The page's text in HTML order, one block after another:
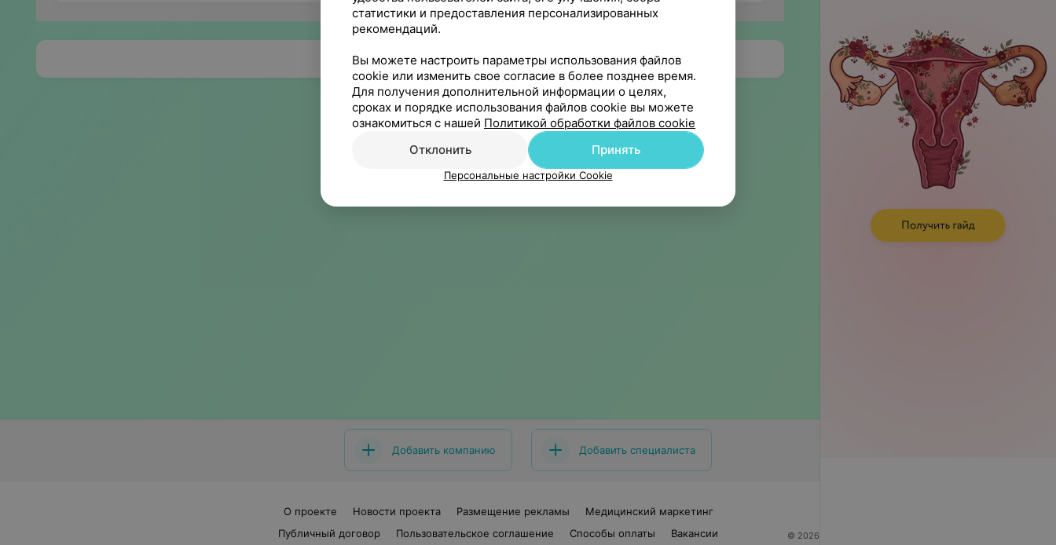
Добавить компанию Добавить специалиста
О проекте Новости проекта Размещение рекламы
Медицинский маркетинг
Публичный договор
Пользовательское соглашение Способы оплаты Вакансии © 2026 ООО «Артокс Лаб», УНП 191700409
статистики и предоставления персонализированных
рекомендаций.
Вы можете настроить параметры использования файлов
cookie или изменить свое согласие в более позднее время.
Для получения дополнительной информации о целях,
сроках и порядке использования файлов cookie вы можете
ознакомиться с нашей Политикой обработки файлов cookie
Отклонить
Принять
Персональные настройки Cookie